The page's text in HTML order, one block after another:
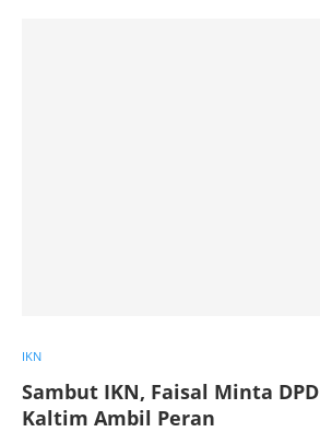
IKN
Sambut IKN, Faisal Minta DPD
Kaltim Ambil Peran